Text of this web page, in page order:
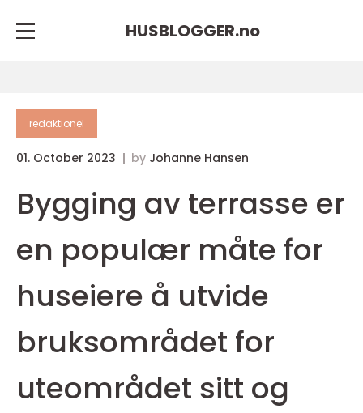
HUSBLOGGER.no
redaktionel
01. October 2023 by Johanne Hansen
Bygging av terrasse er
en populær måte for
huseiere å utvide
bruksområdet for
uteområdet sitt og